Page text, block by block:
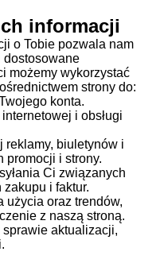
informacji
o Tobie pozwala nam
dostosowane
możemy wykorzystać
strony do:
konta.
i obsługi
reklamy, biuletynów i
promocji i strony.
Ci związanych
i faktur.
użycia oraz trendów,
z naszą stroną.
aktualizacji,